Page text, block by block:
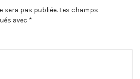
sera pas publiée. Les champs
avec *